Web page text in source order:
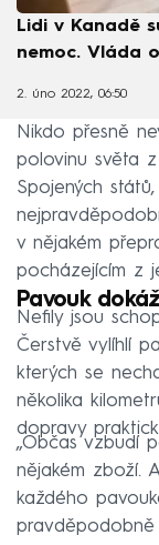
Lidi v Kanadě
nemoc. Vláda
2. úno 2022, 06:50
Nikdo přesně
polovinu světa
Spojených
v nějakém
pocházejícím z
Pavouk
Nefily jsou
Čerstvě vylíhlí
kterých se
několika
dopravy
„Občas vzbudí
nějakém zboží.
každého
pravděpodobně